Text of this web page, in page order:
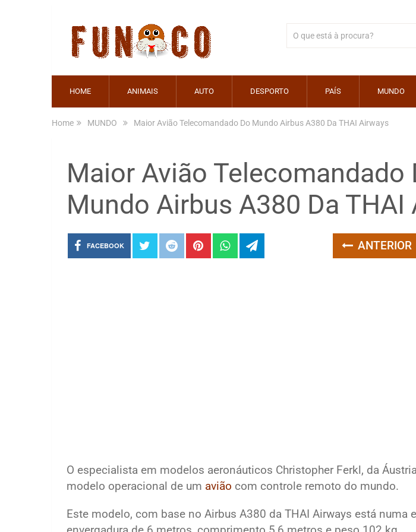
HOME ANIMAIS AUTO DESPORTO PAÍS MUNDO
Home MUNDO Maior Avião Telecomandado Do Mundo Airbus A380 Da THAI Airways
Maior Avião Telecomandado
Mundo Airbus A380 Da THAI
FACEBOOK ANTERIOR
O especialista em modelos aeronáuticos Christopher Ferkl, da
modelo operacional de um avião com controle remoto do mundo.
Este modelo, com base no Airbus A380 da THAI Airways está numa